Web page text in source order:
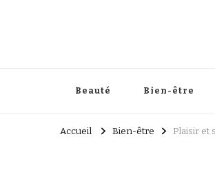
Beauté Bien-être
Accueil Bien-être Plaisir et